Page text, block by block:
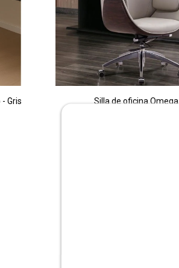
Gris Silla de oficina Omega